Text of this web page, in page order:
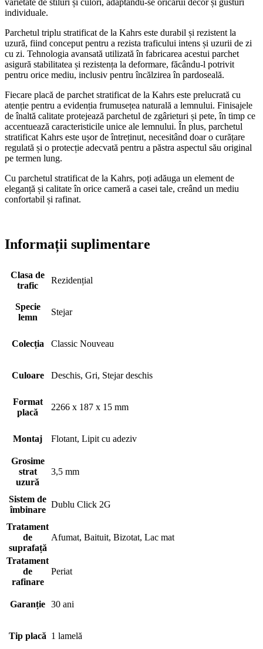
individuale.
Parchetul triplu stratificat de la Kahrs este durabil și rezistent la
uzură, fiind conceput pentru a rezista traficului intens și uzurii de zi
cu zi. Tehnologia avansată utilizată în fabricarea acestui parchet
asigură stabilitatea și rezistența la deformare, făcându-l potrivit
pentru orice mediu, inclusiv pentru încălzirea în pardoseală.
Fiecare placă de parchet stratificat de la Kahrs este prelucrată cu
atenție pentru a evidenția frumusețea naturală a lemnului. Finisajele
de înaltă calitate protejează parchetul de zgârieturi și pete, în timp ce
accentuează caracteristicile unice ale lemnului. În plus, parchetul
stratificat Kahrs este ușor de întreținut, necesitând doar o curățare
regulată și o protecție adecvată pentru a păstra aspectul său original
pe termen lung.
Cu parchetul stratificat de la Kahrs, poți adăuga un element de
eleganță și calitate în orice cameră a casei tale, creând un mediu
confortabil și rafinat.
Informații suplimentare
Clasa de
trafic
Rezidențial
Specie
lemn
Stejar
Colecția Classic Nouveau
Culoare Deschis, Gri, Stejar deschis
Format
placă
2266 x 187 x 15 mm
Montaj Flotant, Lipit cu adeziv
Grosime
strat
uzură
3,5 mm
Sistem de
îmbinare
Dublu Click 2G
Tratament
de
suprafață
Afumat, Baituit, Bizotat, Lac mat
Tratament
de
rafinare
Periat
Garanție 30 ani
Tip placă 1 lamelă